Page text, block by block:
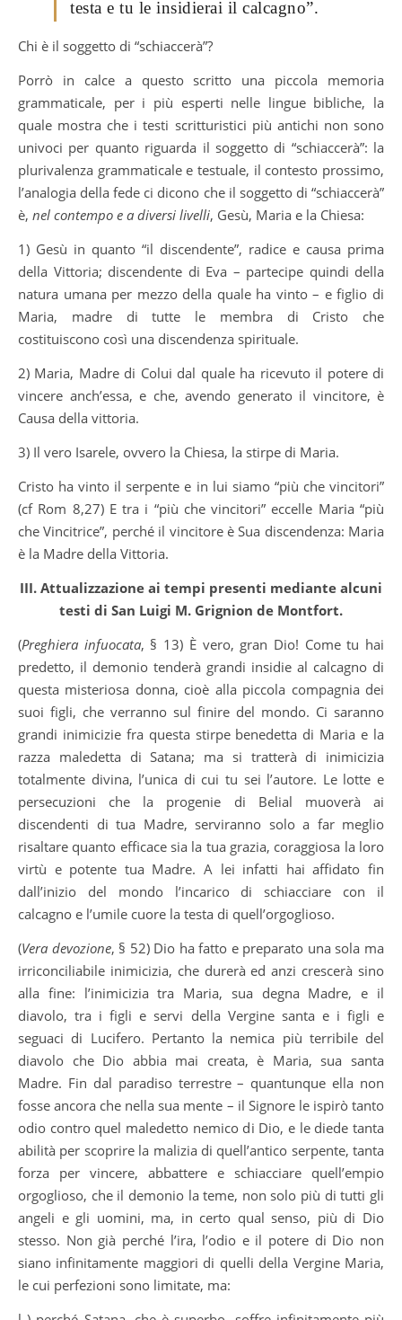
testa e tu le insidierai il calcagno”.
Chi è il soggetto di “schiaccerà”?
Porrò in calce a questo scritto una piccola memoria
grammaticale, per i più esperti nelle lingue bibliche, la
quale mostra che i testi scritturistici più antichi non sono
univoci per quanto riguarda il soggetto di “schiaccerà”: la
plurivalenza grammaticale e testuale, il contesto prossimo,
l’analogia della fede ci dicono che il soggetto di “schiaccerà”
è, nel contempo e a diversi livelli, Gesù, Maria e la Chiesa:
1) Gesù in quanto “il discendente”, radice e causa prima
della Vittoria; discendente di Eva – partecipe quindi della
natura umana per mezzo della quale ha vinto – e figlio di
Maria, madre di tutte le membra di Cristo che
costituiscono così una discendenza spirituale.
2) Maria, Madre di Colui dal quale ha ricevuto il potere di
vincere anch’essa, e che, avendo generato il vincitore, è
Causa della vittoria.
3) Il vero Isarele, ovvero la Chiesa, la stirpe di Maria.
Cristo ha vinto il serpente e in lui siamo “più che vincitori”
(cf Rom 8,27) E tra i “più che vincitori” eccelle Maria “più
che Vincitrice”, perché il vincitore è Sua discendenza: Maria
è la Madre della Vittoria.
III. Attualizzazione ai tempi presenti mediante alcuni
testi di San Luigi M. Grignion de Montfort.
(Preghiera infuocata, § 13) È vero, gran Dio! Come tu hai
predetto, il demonio tenderà grandi insidie al calcagno di
questa misteriosa donna, cioè alla piccola compagnia dei
suoi figli, che verranno sul finire del mondo. Ci saranno
grandi inimicizie fra questa stirpe benedetta di Maria e la
razza maledetta di Satana; ma si tratterà di inimicizia
totalmente divina, l’unica di cui tu sei l’autore. Le lotte e
persecuzioni che la progenie di Belial muoverà ai
discendenti di tua Madre, serviranno solo a far meglio
risaltare quanto efficace sia la tua grazia, coraggiosa la loro
virtù e potente tua Madre. A lei infatti hai affidato fin
dall’inizio del mondo l’incarico di schiacciare con il
calcagno e l’umile cuore la testa di quell’orgoglioso.
(Vera devozione, § 52) Dio ha fatto e preparato una sola ma
irriconciliabile inimicizia, che durerà ed anzi crescerà sino
alla fine: l’inimicizia tra Maria, sua degna Madre, e il
diavolo, tra i figli e servi della Vergine santa e i figli e
seguaci di Lucifero. Pertanto la nemica più terribile del
diavolo che Dio abbia mai creata, è Maria, sua santa
Madre. Fin dal paradiso terrestre – quantunque ella non
fosse ancora che nella sua mente – il Signore le ispirò tanto
odio contro quel maledetto nemico di Dio, e le diede tanta
abilità per scoprire la malizia di quell’antico serpente, tanta
forza per vincere, abbattere e schiacciare quell’empio
orgoglioso, che il demonio la teme, non solo più di tutti gli
angeli e gli uomini, ma, in certo qual senso, più di Dio
stesso. Non già perché l’ira, l’odio e il potere di Dio non
siano infinitamente maggiori di quelli della Vergine Maria,
le cui perfezioni sono limitate, ma: